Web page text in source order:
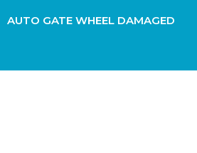
AUTO GATE WHEEL DAMAGED